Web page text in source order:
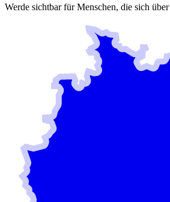
Werde sichtbar für Menschen, die sich über